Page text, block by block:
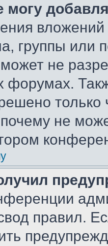
могу
группы или
не
форумах.
не
правил.